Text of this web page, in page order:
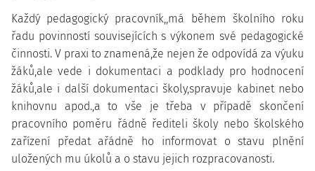
Každý pedagogický pracovník,,má během školního roku
řadu povinností souvisejících s výkonem své pedagogické
činnosti. V praxi to znamená,že nejen že odpovídá za výuku
žáků,ale vede i dokumentaci a podklady pro hodnocení
žáků,ale i další dokumentaci školy,spravuje kabinet nebo
knihovnu apod.,a to vše je třeba v případě skončení
pracovního poměru řádně řediteli školy nebo školského
zařízení předat ařádně ho informovat o stavu plnění
uložených mu úkolů a o stavu jejich rozpracovanosti.